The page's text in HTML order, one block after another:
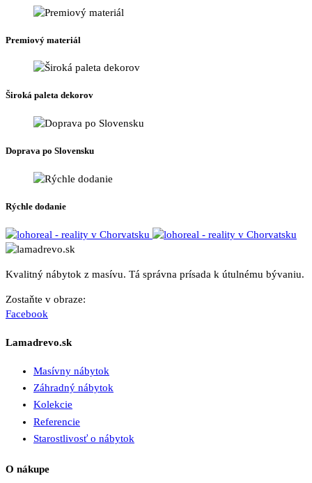
stránke
through
má
variantov.
Možnosti
si
vybrať
na
stránke
produktu.
Premiový materiál
Široká paleta dekorov
Doprava po Slovensku
Rýchle dodanie
Kvalitný nábytok z masívu. Tá správna prísada k útulnému bývaniu.
Zostaňte v obraze:
Facebook
Lamadrevo.sk
Masívny nábytok
Záhradný nábytok
Kolekcie
Referencie
Starostlivosť o nábytok
O nákupe